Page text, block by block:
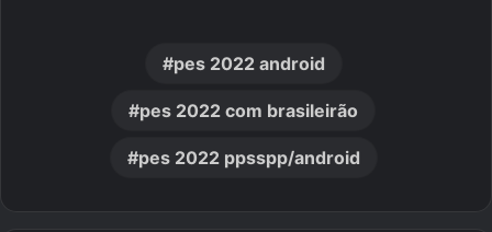
pes 2022 android
pes 2022 com brasileirão
pes 2022 ppsspp/android